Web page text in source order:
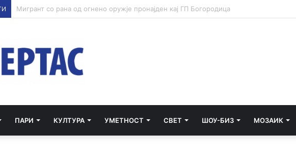
ПАРИ КУЛТУРА УМЕТНОСТ СВЕТ ШОУ-БИЗ МОЗАИК